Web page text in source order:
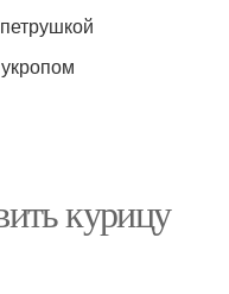
курицу